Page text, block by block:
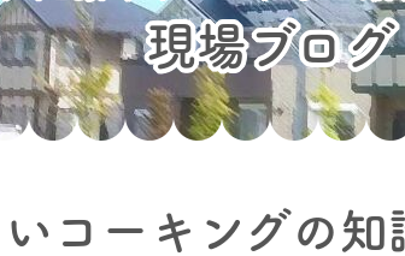
現場ブログ
コーキングの